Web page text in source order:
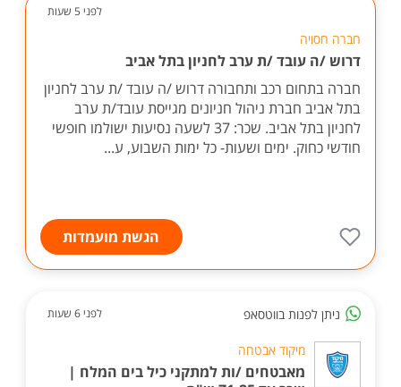
לפני 5 שעות
חברה חסויה
דרוש /ה עובד /ת ערב לחניון בתל אביב
חברה בתחום רכב ותחבורה דרוש /ה עובד /ת ערב לחניון
בתל אביב חברת ניהול חניונים מגייסת עובד/ת ערב
לחניון בתל אביב. שכר: 37 לשעה נסיעות ישולמו חופשי
חודשי כחוק. ימים ושעות- כל ימות השבוע, ע...
הגשת מועמדות
ניתן לפנות בווטסאפ לפני 6 שעות
מיקוד אבטחה
מאבטחים /ות למתקני כיל בים המלח |